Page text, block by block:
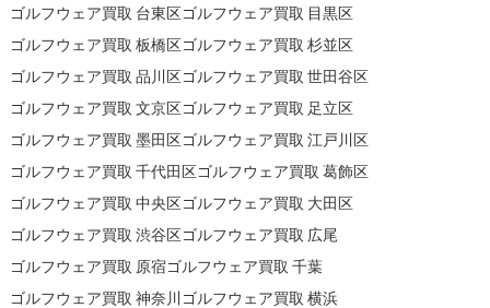
ゴルフウェア買取 台東区ゴルフウェア買取 目黒区
ゴルフウェア買取 板橋区ゴルフウェア買取 杉並区
ゴルフウェア買取 品川区ゴルフウェア買取 世田谷区
ゴルフウェア買取 文京区ゴルフウェア買取 足立区
ゴルフウェア買取 墨田区ゴルフウェア買取 江戸川区
ゴルフウェア買取 千代田区ゴルフウェア買取 葛飾区
ゴルフウェア買取 中央区ゴルフウェア買取 大田区
ゴルフウェア買取 渋谷区ゴルフウェア買取 広尾
ゴルフウェア買取 原宿ゴルフウェア買取 千葉
ゴルフウェア買取 神奈川 ゴルフウェア買取 横浜